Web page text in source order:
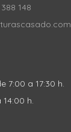
148
7:00 a 17:30 h.
h.